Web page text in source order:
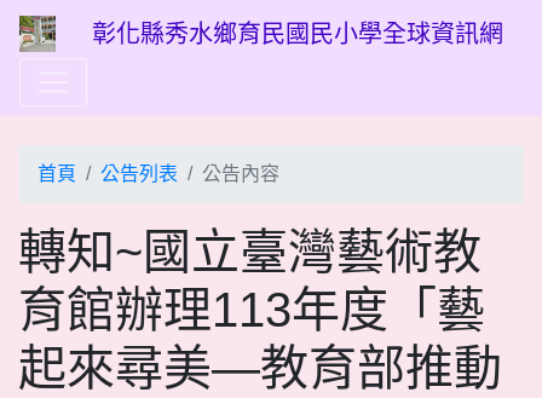
彰化縣秀水鄉育民國民小學全球資訊網
首頁 公告列表 公告內容
轉知~國立臺灣藝術教
育館辦理113年度「藝
起來尋美―教育部推動